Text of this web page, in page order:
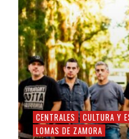
CENTRALES CULTURA Y
LOMAS DE ZAMORA